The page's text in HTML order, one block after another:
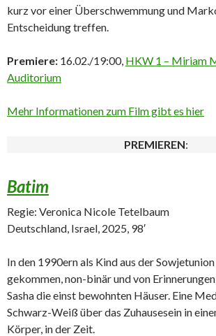
kurz vor einer Überschwemmung und
Entscheidung treffen.
Premiere: 16.02./19:00, HKW 1 – Miriam
Auditorium
Mehr Informationen zum Film gibt es hier
PREMIEREN:
Batim
Regie: Veronica Nicole Tetelbaum
Deutschland, Israel, 2025, 98′
In den 1990ern als Kind aus der
gekommen, non-binär und von
Sasha die einst bewohnten Häuser. Eine
Schwarz-Weiß über das Zuhausesein in
Körper, in der Zeit.